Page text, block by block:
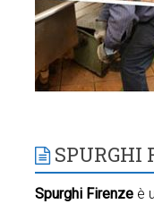
SPURGHI
Spurghi Firenze è